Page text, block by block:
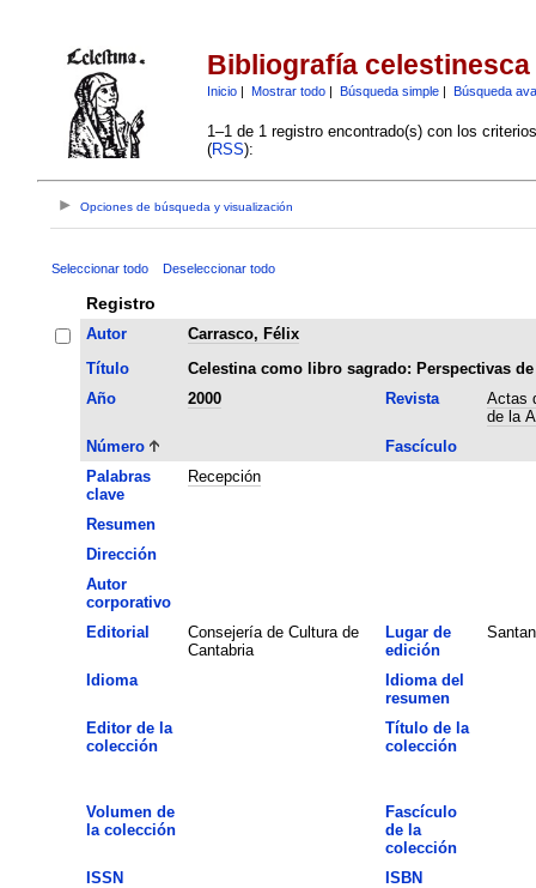
Bibliografía celestinesca
Inicio| Mostrar todo| Búsqueda simple| Búsqueda
1–1 de 1 registro encontrado(s) con los
(RSS):
Opciones de búsqueda y visualización
Seleccionar todo Deseleccionar todo
Registro
Autor
Carrasco, Félix
Título
Celestina como libro sagrado: Perspectivas
Año
2000 Revista
Actas
de la
Número
Fascículo
Palabras
clave
Recepción
Resumen
Dirección
Autor
corporativo
Editorial
Consejería de Cultura de
Cantabria
Lugar de
edición
Idioma
Idioma del
resumen
Editor de la
colección
Título de la
colección
Volumen de
la colección
Fascículo
de la
colección
ISSN
ISBN